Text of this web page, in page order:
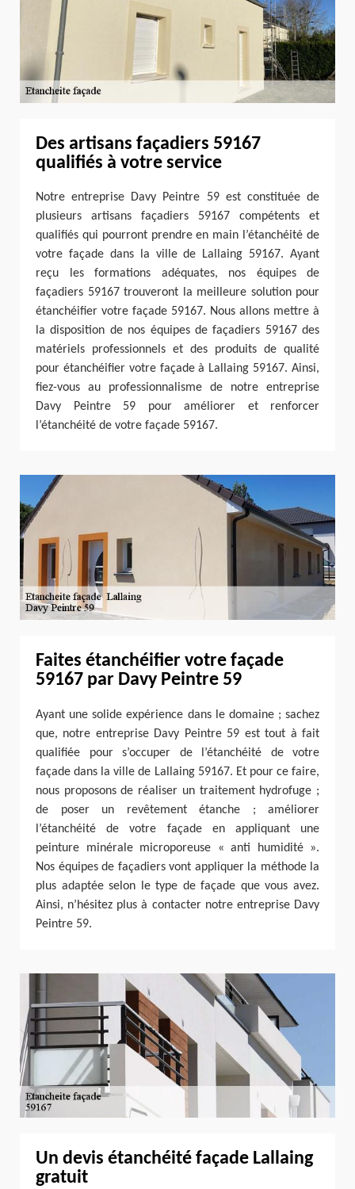
Des artisans façadiers 59167
qualifiés à votre service
Notre entreprise Davy Peintre 59 est constituée de
plusieurs artisans façadiers 59167 compétents et
qualifiés qui pourront prendre en main l’étanchéité de
votre façade dans la ville de Lallaing 59167. Ayant
reçu les formations adéquates, nos équipes de
façadiers 59167 trouveront la meilleure solution pour
étanchéifier votre façade 59167. Nous allons mettre à
la disposition de nos équipes de façadiers 59167 des
matériels professionnels et des produits de qualité
pour étanchéifier votre façade à Lallaing 59167. Ainsi,
fiez-vous au professionnalisme de notre entreprise
Davy Peintre 59 pour améliorer et renforcer
l’étanchéité de votre façade 59167.
Faites étanchéifier votre façade
59167 par Davy Peintre 59
Ayant une solide expérience dans le domaine ; sachez
que, notre entreprise Davy Peintre 59 est tout à fait
qualifiée pour s’occuper de l’étanchéité de votre
façade dans la ville de Lallaing 59167. Et pour ce faire,
nous proposons de réaliser un traitement hydrofuge ;
de poser un revêtement étanche ; améliorer
l’étanchéité de votre façade en appliquant une
peinture minérale microporeuse « anti humidité ».
Nos équipes de façadiers vont appliquer la méthode la
plus adaptée selon le type de façade que vous avez.
Ainsi, n’hésitez plus à contacter notre entreprise Davy
Peintre 59.
Un devis étanchéité façade Lallaing
gratuit